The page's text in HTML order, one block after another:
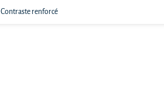
Contraste renforcé